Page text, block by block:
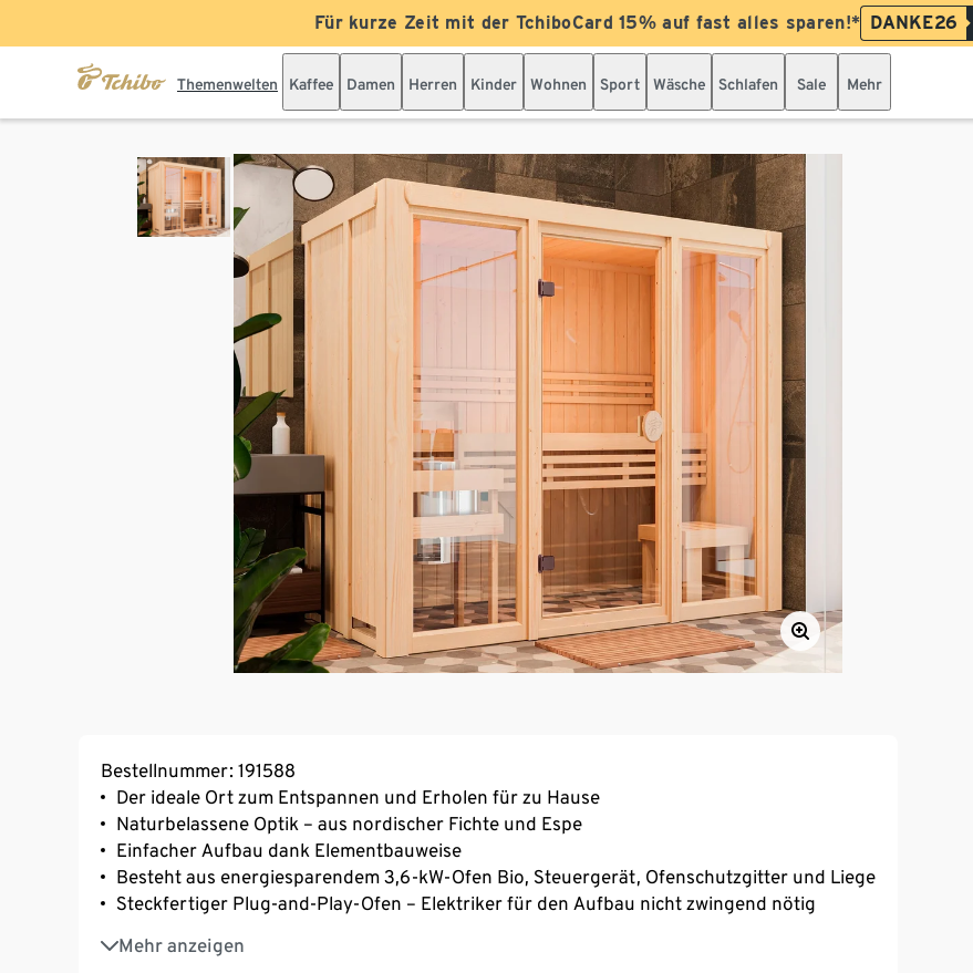
Für kurze Zeit mit der TchiboCard 15% auf fast alles sparen!* DANKE26
Themenwelten Kaffee Damen Herren Kinder Wohnen Sport Wäsche Schlafen Sale Mehr
Bestellnummer: 191588
Der ideale Ort zum Entspannen und Erholen für zu Hause
Naturbelassene Optik – aus nordischer Fichte und Espe
Einfacher Aufbau dank Elementbauweise
Besteht aus energiesparendem 3,6-kW-Ofen Bio, Steuergerät, Ofenschutzgitter und Liege
Steckfertiger Plug-and-Play-Ofen – Elektriker für den Aufbau nicht zwingend nötig
Mehr anzeigen
Der Saunaofen ermöglicht eine klassische finnische Sauna, eine Kräuterdampf-Kur, ein
Soft-Dampfbad-Feuchtwarm sowie ein Familien-Bad